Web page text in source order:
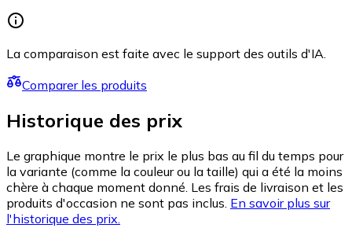
La comparaison est faite avec le support des outils d'IA.
Comparer les produits
Historique des prix
Le graphique montre le prix le plus bas au fil du temps pour
la variante (comme la couleur ou la taille) qui a été la moins
chère à chaque moment donné. Les frais de livraison et les
produits d'occasion ne sont pas inclus. En savoir plus sur
l'historique des prix.